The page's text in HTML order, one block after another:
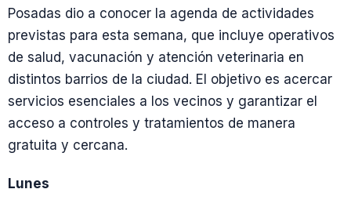
Posadas dio a conocer la agenda de actividades
previstas para esta semana, que incluye operativos
de salud, vacunación y atención veterinaria en
distintos barrios de la ciudad. El objetivo es acercar
servicios esenciales a los vecinos y garantizar el
acceso a controles y tratamientos de manera
gratuita y cercana.
Lunes